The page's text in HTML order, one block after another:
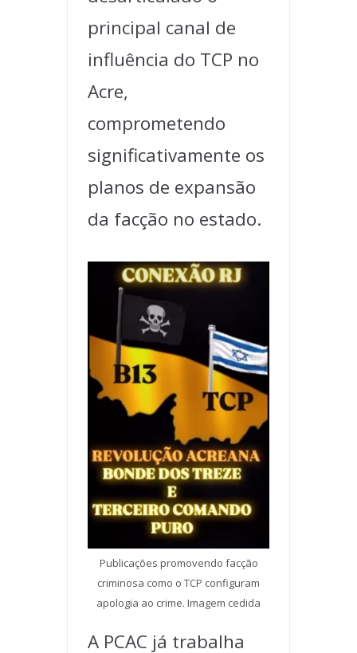
principal canal de
influência do TCP no
Acre,
comprometendo
significativamente os
planos de expansão
da facção no estado.
Publicações promovendo facção
criminosa como o TCP configuram
apologia ao crime. Imagem cedida
A PCAC já trabalha